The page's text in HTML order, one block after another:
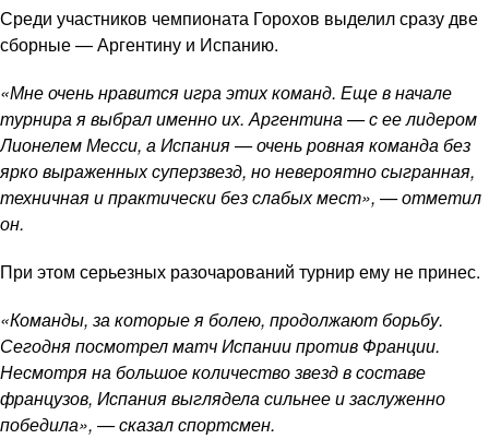
Среди участников чемпионата Горохов выделил сразу две
сборные — Аргентину и Испанию.
«Мне очень нравится игра этих команд. Еще в начале
турнира я выбрал именно их. Аргентина — с ее лидером
Лионелем Месси, а Испания — очень ровная команда без
ярко выраженных суперзвезд, но невероятно сыгранная,
техничная и практически без слабых мест», — отметил
он.
При этом серьезных разочарований турнир ему не принес.
«Команды, за которые я болею, продолжают борьбу.
Сегодня посмотрел матч Испании против Франции.
Несмотря на большое количество звезд в составе
французов, Испания выглядела сильнее и заслуженно
победила», — сказал спортсмен.